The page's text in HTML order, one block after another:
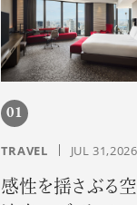
01
TRAVEL JUL 31,2026
感性を揺さぶる